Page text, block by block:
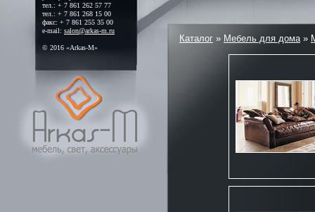
тел.: + 7 861 262 57 77
тел.: + 7 861 268 15 00
факс: + 7 861 255 35 00
e-mail: salon@arkas-m.ru
© 2016 «Arkas-M»
Каталог » Мебель для дома»